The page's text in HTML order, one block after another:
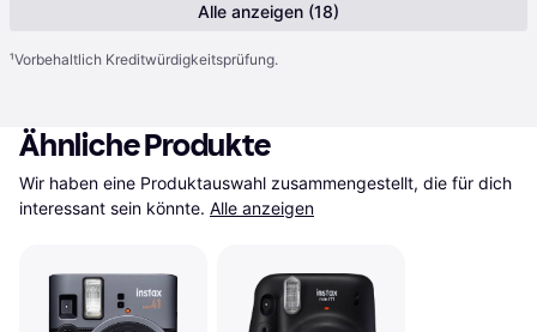
Alle anzeigen (18)
¹Vorbehaltlich Kreditwürdigkeitsprüfung.
Ähnliche Produkte
Wir haben eine Produktauswahl zusammengestellt, die für dich
interessant sein könnte. Alle anzeigen